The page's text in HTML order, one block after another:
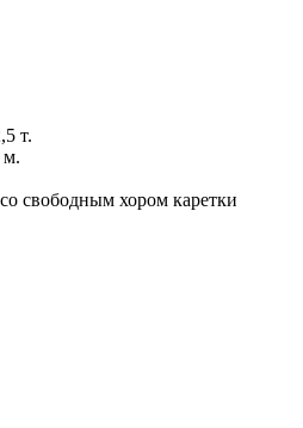
т.
м.
свободным хором каретки